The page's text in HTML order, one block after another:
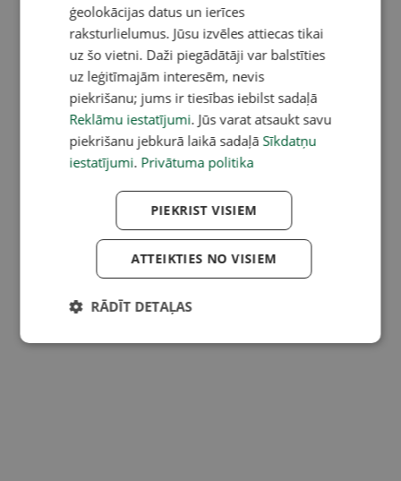
ģeolokācijas datus un ierīces
raksturlielumus. Jūsu izvēles attiecas tikai
uz šo vietni. Daži piegādātāji var balstīties
uz leģitīmajām interesēm, nevis
piekrišanu; jums ir tiesības iebilst sadaļā
Reklāmu iestatījumi. Jūs varat atsaukt savu
piekrišanu jebkurā laikā sadaļā Sīkdatņu
iestatījumi. Privātuma politika
PIEKRIST VISIEM
ATTEIKTIES NO VISIEM
RĀDĪT DETAĻAS